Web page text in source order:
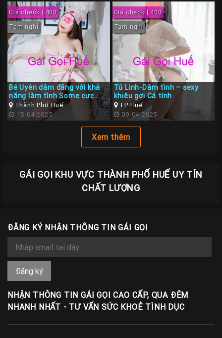
Giá check | 400
Tạm nghỉ
Bé Uyên dâm đãng với khả
năng làm tình Some cực
đỉnh
Thành Phố Huế
15-04-2025
Giá check | 400
Tạm nghỉ
Tú Linh-Dâm tình – sexy
khiêu gợi Cá tính
TP Huế
09-04-2025
Xem thêm
GÁI GỌI KHU VỰC THÀNH PHỐ HUẾ UY TÍN
CHẤT LƯỢNG
ĐĂNG KÝ NHẬN THÔNG TIN GÁI GỌI
NHẬN THÔNG TIN GÁI GỌI CAO CẤP, QUA ĐÊM
NHANH NHẤT - TƯ VẤN SỨC KHOẺ TÌNH DỤC